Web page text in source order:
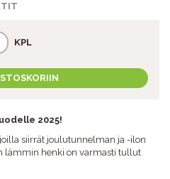
KPL
2025!
siirrät joulutunnelman ja -ilon
lämmin henki on varmasti tullut